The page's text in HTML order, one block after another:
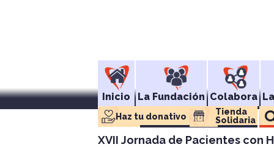
Inicio La Fundación Colabora
Haz tu donativo
Tienda
Solidaria
XVII Jornada de Pacientes con